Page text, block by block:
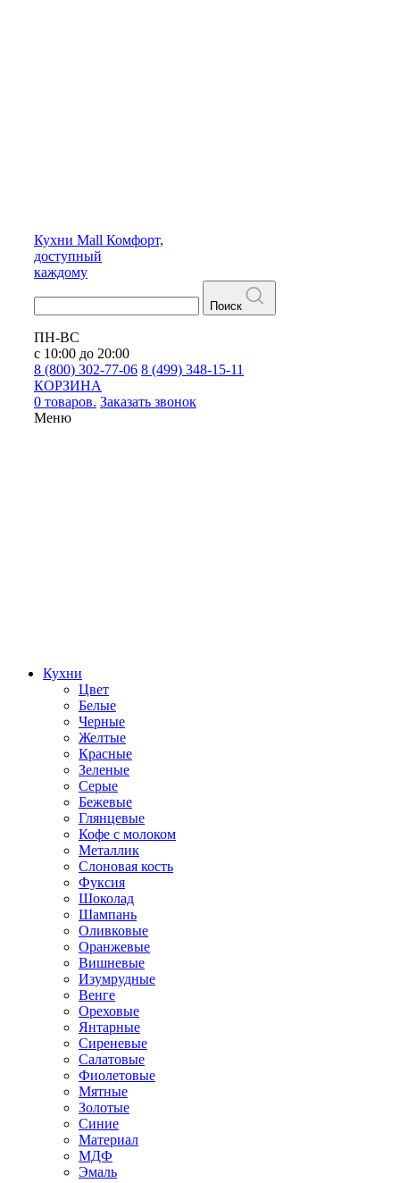
Кухни Mall Комфорт,
доступный
каждому
Поиск
ПН-ВС
с 10:00 до 20:00
8 (800) 302-77-06 8 (499) 348-15-11
КОРЗИНА
0 товаров. Заказать звонок
Меню
Кухни
Цвет
Белые
Черные
Желтые
Красные
Зеленые
Серые
Бежевые
Глянцевые
Кофе с молоком
Металлик
Слоновая кость
Фуксия
Шоколад
Шампань
Оливковые
Оранжевые
Вишневые
Изумрудные
Венге
Ореховые
Янтарные
Сиреневые
Салатовые
Фиолетовые
Мятные
Золотые
Синие
Материал
МДФ
Эмаль